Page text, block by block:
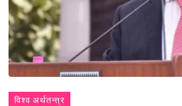
विश्व अर्थतन्त्र